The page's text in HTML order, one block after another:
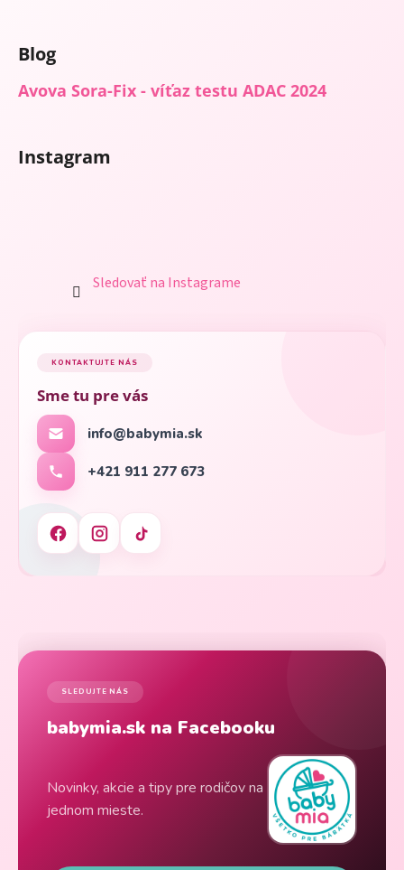
Blog
Avova Sora-Fix - víťaz testu ADAC 2024
Instagram
Sledovať na Instagrame
KONTAKTUJTE NÁS
Sme tu pre vás
info@babymia.sk
+421 911 277 673
SLEDUJTE NÁS
babymia.sk na Facebooku
Novinky, akcie a tipy pre rodičov na
jednom mieste.